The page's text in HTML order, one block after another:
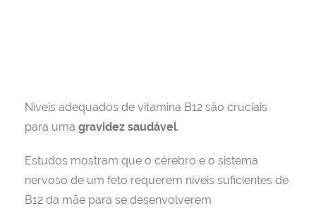
Níveis adequados de vitamina B12 são cruciais
para uma gravidez saudável.
Estudos mostram que o cérebro e o sistema
nervoso de um feto requerem níveis suficientes de
B12 da mãe para se desenvolverem